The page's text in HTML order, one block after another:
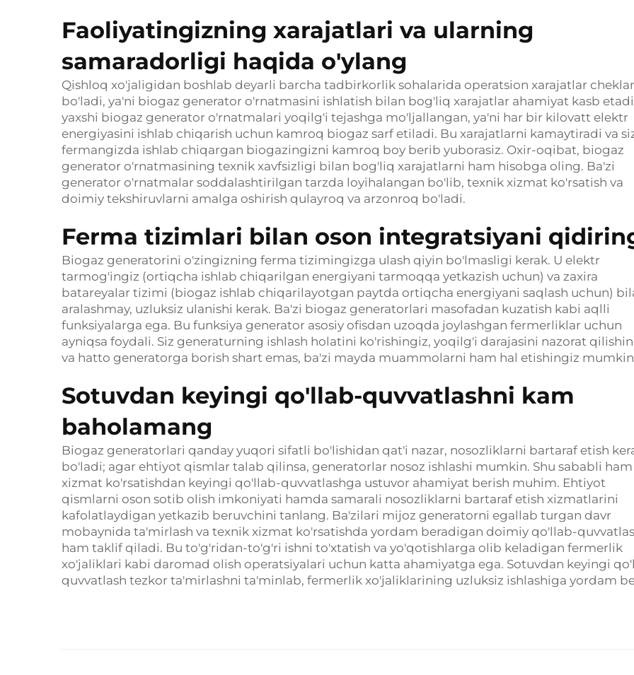
Faoliyatingizning xarajatlari va ularning
samaradorligi haqida o'ylang
Qishloq xo'jaligidan boshlab deyarli barcha tadbirkorlik sohalarida operatsion xarajatlar
bo'ladi, ya'ni biogaz generator o'rnatmasini ishlatish bilan bog'liq xarajatlar ahamiyat kasb
yaxshi biogaz generator o'rnatmalari yoqilg'i tejashga mo'ljallangan, ya'ni har bir kilovatt elektr
energiyasini ishlab chiqarish uchun kamroq biogaz sarf etiladi. Bu xarajatlarni kamaytiradi va
fermangizda ishlab chiqargan biogazingizni kamroq boy berib yuborasiz. Oxir-oqibat, biogaz
generator o'rnatmasining texnik xavfsizligi bilan bog'liq xarajatlarni ham hisobga oling. Ba'zi
generator o'rnatmalar soddalashtirilgan tarzda loyihalangan bo'lib, texnik xizmat ko'rsatish va
doimiy tekshiruvlarni amalga oshirish qulayroq va arzonroq bo'ladi.
Ferma tizimlari bilan oson integratsiyani
Biogaz generatorini o'zingizning ferma tizimingizga ulash qiyin bo'lmasligi kerak. U elektr
tarmog'ingiz (ortiqcha ishlab chiqarilgan energiyani tarmoqqa yetkazish uchun) va zaxira
batareyalar tizimi (biogaz ishlab chiqarilayotgan paytda ortiqcha energiyani saqlash uchun)
aralashmay, uzluksiz ulanishi kerak. Ba'zi biogaz generatorlari masofadan kuzatish kabi aqlli
funksiyalarga ega. Bu funksiya generator asosiy ofisdan uzoqda joylashgan fermerliklar uchun
ayniqsa foydali. Siz generaturning ishlash holatini ko'rishingiz, yoqilg'i darajasini nazorat
va hatto generatorga borish shart emas, ba'zi mayda muammolarni ham hal etishingiz
Sotuvdan keyingi qo'llab-quvvatlashni kam
baholamang
Biogaz generatorlari qanday yuqori sifatli bo'lishidan qat'i nazar, nosozliklarni bartaraf etish
bo'ladi; agar ehtiyot qismlar talab qilinsa, generatorlar nosoz ishlashi mumkin. Shu sababli ham
xizmat ko'rsatishdan keyingi qo'llab-quvvatlashga ustuvor ahamiyat berish muhim. Ehtiyot
qismlarni oson sotib olish imkoniyati hamda samarali nosozliklarni bartaraf etish xizmatlarini
kafolatlaydigan yetkazib beruvchini tanlang. Ba'zilari mijoz generatorni egallab turgan davr
mobaynida ta'mirlash va texnik xizmat ko'rsatishda yordam beradigan doimiy qo'llab-
ham taklif qiladi. Bu to'g'ridan-to'g'ri ishni to'xtatish va yo'qotishlarga olib keladigan fermerlik
xo'jaliklari kabi daromad olish operatsiyalari uchun katta ahamiyatga ega. Sotuvdan keyingi
quvvatlash tezkor ta'mirlashni ta'minlab, fermerlik xo'jaliklarining uzluksiz ishlashiga yordam